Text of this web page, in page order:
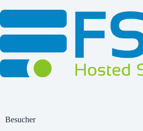
Besucher